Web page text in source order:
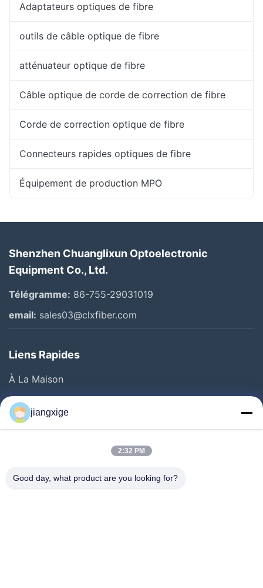
Adaptateurs optiques de fibre
outils de câble optique de fibre
atténuateur optique de fibre
Câble optique de corde de correction de fibre
Corde de correction optique de fibre
Connecteurs rapides optiques de fibre
Équipement de production MPO
Shenzhen Chuanglixun Optoelectronic
Equipment Co., Ltd.
Télégramme: 86-755-29031019
email: sales03@clxfiber.com
Liens Rapides
À La Maison
Produits
À Propos De Nous
Nous Contacter
jiangxige
2:32 PM
Good day, what product are you looking for?